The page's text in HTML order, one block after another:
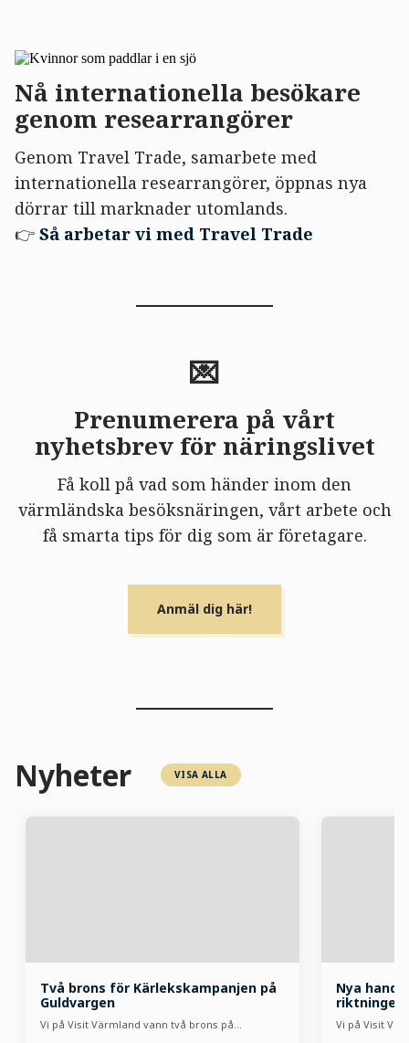
Nå internationella besökare
genom researrangörer
Genom Travel Trade, samarbete med
internationella researrangörer, öppnas nya
dörrar till marknader utomlands.
👉 Så arbetar vi med Travel Trade
💌
Prenumerera på vårt
nyhetsbrev för näringslivet
Få koll på vad som händer inom den
värmländska besöksnäringen, vårt arbete och
få smarta tips för dig som är företagare.
Anmäl dig här!
Nyheter VISA ALLA
Två brons för Kärlekskampanjen på
Guldvargen
Vi på Visit Värmland vann två brons på…
Nya
Vi på Visit